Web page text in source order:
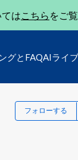
はこちら をご
グとFAQAIライ
フォローする